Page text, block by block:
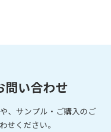
問い合わせ
、サンプル・ご購入の ご
せください。